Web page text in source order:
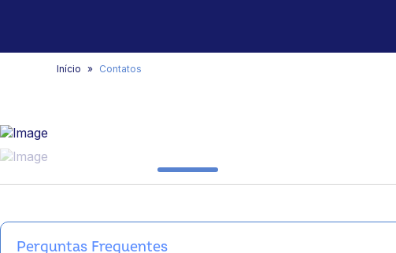
Início Contatos
Perguntas Frequentes